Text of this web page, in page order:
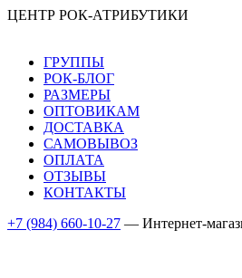
ЦЕНТР РОК-АТРИБУТИКИ
ГРУППЫ
РОК-БЛОГ
РАЗМЕРЫ
ОПТОВИКАМ
ДОСТАВКА
САМОВЫВОЗ
ОПЛАТА
ОТЗЫВЫ
КОНТАКТЫ
+7 (984) 660-10-27 — Интернет-